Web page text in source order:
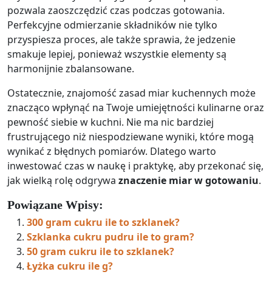
pozwala zaoszczędzić czas podczas gotowania.
Perfekcyjne odmierzanie składników nie tylko
przyspiesza proces, ale także sprawia, że jedzenie
smakuje lepiej, ponieważ wszystkie elementy są
harmonijnie zbalansowane.
Ostatecznie, znajomość zasad miar kuchennych może
znacząco wpłynąć na Twoje umiejętności kulinarne oraz
pewność siebie w kuchni. Nie ma nic bardziej
frustrującego niż niespodziewane wyniki, które mogą
wynikać z błędnych pomiarów. Dlatego warto
inwestować czas w naukę i praktykę, aby przekonać się,
jak wielką rolę odgrywa znaczenie miar w gotowaniu.
Powiązane Wpisy:
300 gram cukru ile to szklanek?
Szklanka cukru pudru ile to gram?
50 gram cukru ile to szklanek?
Łyżka cukru ile g?